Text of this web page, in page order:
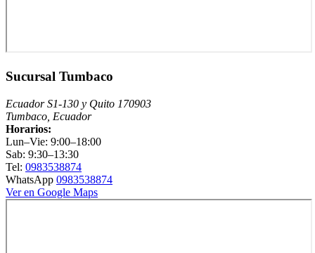
Sucursal Tumbaco
Ecuador S1-130 y Quito 170903
Tumbaco, Ecuador
Horarios:
Lun–Vie: 9:00–18:00
Sab: 9:30–13:30
Tel: 0983538874
WhatsApp 0983538874
Ver en Google Maps